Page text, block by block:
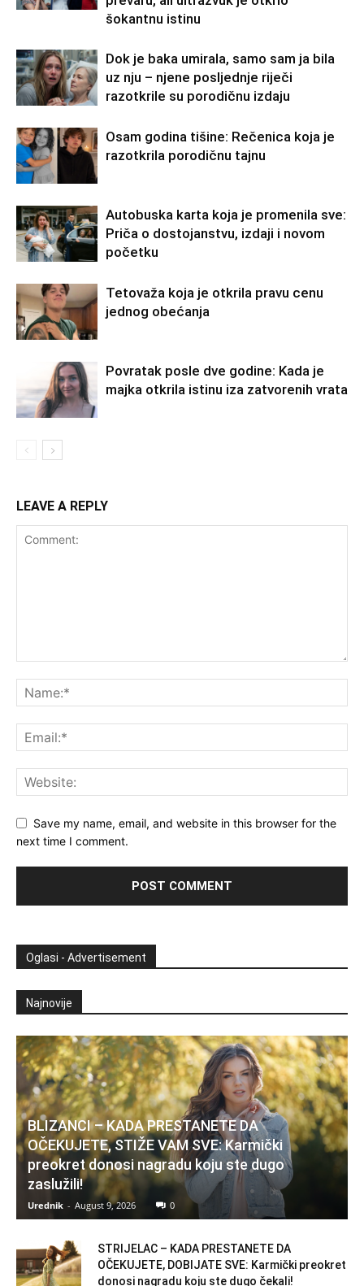
šokantnu istinu
Dok je baka umirala, samo sam ja bila
uz nju – njene posljednje riječi
razotkrile su porodičnu izdaju
Osam godina tišine: Rečenica koja je
razotkrila porodičnu tajnu
Autobuska karta koja je promenila sve:
Priča o dostojanstvu, izdaji i novom
početku
Tetovaža koja je otkrila pravu cenu
jednog obećanja
Povratak posle dve godine: Kada je
majka otkrila istinu iza zatvorenih vrata
LEAVE A REPLY
Save my name, email, and website in this browser for the
next time I comment.
Oglasi - Advertisement
Najnovije
BLIZANCI – KADA PRESTANETE DA
OČEKUJETE, STIŽE VAM SVE: Karmički
preokret donosi nagradu koju ste dugo
zaslužili!
Urednik - August 9, 2026 0
STRIJELAC – KADA PRESTANETE DA
OČEKUJETE, DOBIJATE SVE: Karmički preokret
donosi nagradu koju ste dugo čekali!